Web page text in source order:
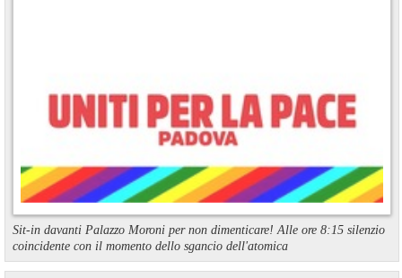
Sit-in davanti Palazzo Moroni per non dimenticare! Alle ore 8:15 silenzio
coincidente con il momento dello sgancio dell'atomica